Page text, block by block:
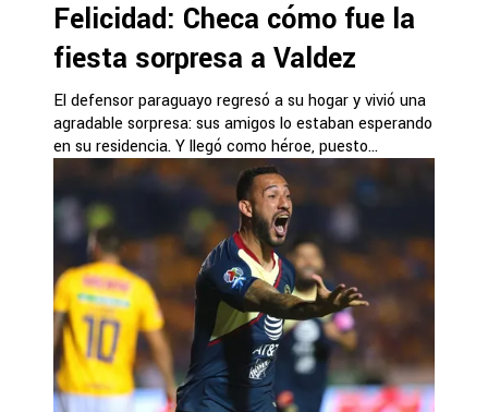
Felicidad: Checa cómo fue la
fiesta sorpresa a Valdez
El defensor paraguayo regresó a su hogar y vivió una
agradable sorpresa: sus amigos lo estaban esperando
en su residencia. Y llegó como héroe, puesto...